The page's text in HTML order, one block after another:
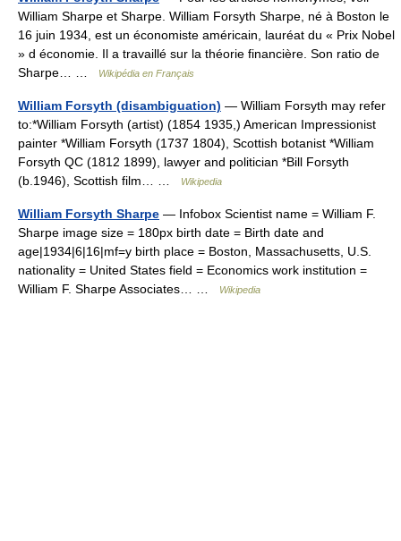
William Sharpe et Sharpe. William Forsyth Sharpe, né à Boston le
16 juin 1934, est un économiste américain, lauréat du « Prix Nobel
» d économie. Il a travaillé sur la théorie financière. Son ratio de
Sharpe… …
Wikipédia en Français
William Forsyth (disambiguation) — William Forsyth may refer
to:*William Forsyth (artist) (1854 1935,) American Impressionist
painter *William Forsyth (1737 1804), Scottish botanist *William
Forsyth QC (1812 1899), lawyer and politician *Bill Forsyth
(b.1946), Scottish film… …
Wikipedia
William Forsyth Sharpe — Infobox Scientist name = William F.
Sharpe image size = 180px birth date = Birth date and
age|1934|6|16|mf=y birth place = Boston, Massachusetts, U.S.
nationality = United States field = Economics work institution =
William F. Sharpe Associates… …
Wikipedia